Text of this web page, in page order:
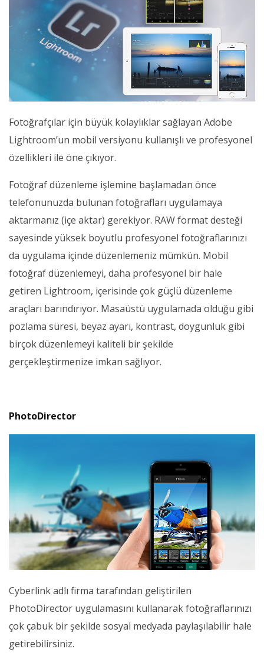
Fotoğrafçılar için büyük kolaylıklar sağlayan Adobe
Lightroom’un mobil versiyonu kullanışlı ve profesyonel
özellikleri ile öne çıkıyor.
Fotoğraf düzenleme işlemine başlamadan önce
telefonunuzda bulunan fotoğrafları uygulamaya
aktarmanız (içe aktar) gerekiyor. RAW format desteği
sayesinde yüksek boyutlu profesyonel fotoğraflarınızı
da uygulama içinde düzenlemeniz mümkün. Mobil
fotoğraf düzenlemeyi, daha profesyonel bir hale
getiren Lightroom, içerisinde çok güçlü düzenleme
araçları barındırıyor. Masaüstü uygulamada olduğu gibi
pozlama süresi, beyaz ayarı, kontrast, doygunluk gibi
birçok düzenlemeyi kaliteli bir şekilde
gerçekleştirmenize imkan sağlıyor.
PhotoDirector
Cyberlink adlı firma tarafından geliştirilen
PhotoDirector uygulamasını kullanarak fotoğraflarınızı
çok çabuk bir şekilde sosyal medyada paylaşılabilir hale
getirebilirsiniz.